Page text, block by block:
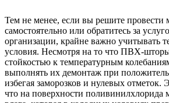
Тем не менее, если вы решите провести
самостоятельно или обратитесь за
организации, крайне важно учитывать
условия. Несмотря на то что ПВХ-
стойкостью к температурным
выполнять их демонтаж при
избегая заморозков и нулевых отметок.
что на поверхности поливинилхлорида